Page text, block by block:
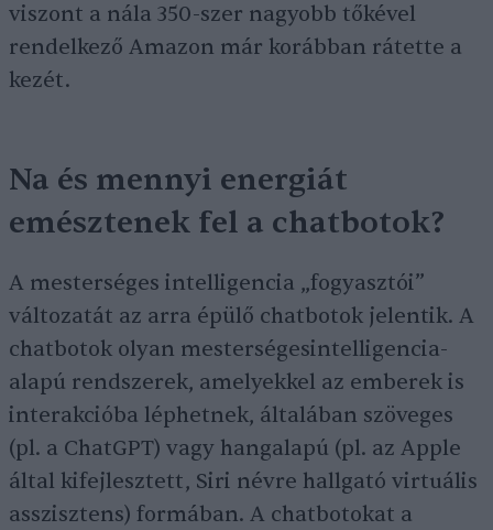
viszont a nála 350-szer nagyobb tőkével
rendelkező Amazon már korábban rátette a
kezét.
Na és mennyi energiát
emésztenek fel a chatbotok?
A mesterséges intelligencia „fogyasztói”
változatát az arra épülő chatbotok jelentik. A
chatbotok olyan mesterségesintelligencia-
alapú rendszerek, amelyekkel az emberek is
interakcióba léphetnek, általában szöveges
(pl. a ChatGPT) vagy hangalapú (pl. az Apple
által kifejlesztett, Siri névre hallgató virtuális
asszisztens) formában. A chatbotokat a